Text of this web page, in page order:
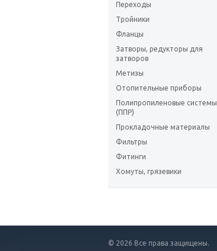
Переходы
Тройники
Фланцы
Затворы, редукторы для
затворов
Метизы
Отопительные приборы
Полипропиленовые системы
(ППР)
Прокладочные материалы
Фильтры
Фитинги
Хомуты, грязевики
© 2026 Все права защищены.